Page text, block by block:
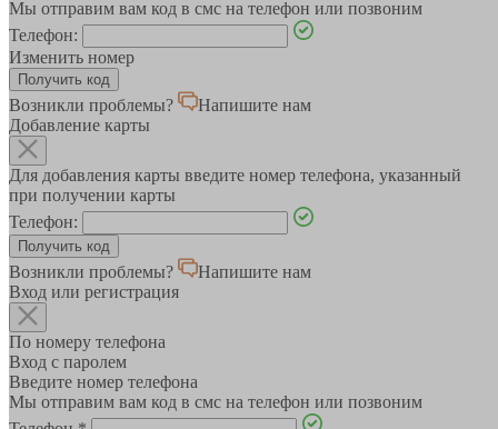
Мы отправим вам код в смс на телефон или позвоним
Телефон:
Изменить номер
Возникли проблемы?
Напишите нам
Добавление карты
Для добавления карты введите номер телефона, указанный
при получении карты
Телефон:
Возникли проблемы?
Напишите нам
Вход или регистрация
По номеру телефона
Вход с паролем
Введите номер телефона
Мы отправим вам код в смс на телефон или позвоним